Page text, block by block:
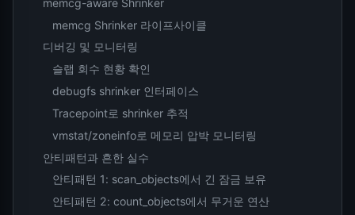
memcg Shrinker 라이프사이클
디버깅 및 모니터링
슬랩 회수 현황 확인
debugfs shrinker 인터페이스
Tracepoint로 shrinker 추적
vmstat/zoneinfo로 메모리 압박 모니터링
안티패턴과 흔한 실수
안티패턴 1: scan_objects에서 긴 잠금 보유
안티패턴 2: count_objects에서 무거운 연산